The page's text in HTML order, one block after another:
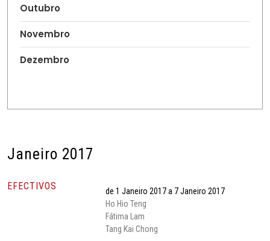
Outubro
Novembro
Dezembro
Janeiro 2017
EFECTIVOS
de 1 Janeiro 2017 a 7 Janeiro 2017
Ho Hio Teng
Fátima Lam
Tang Kai Chong